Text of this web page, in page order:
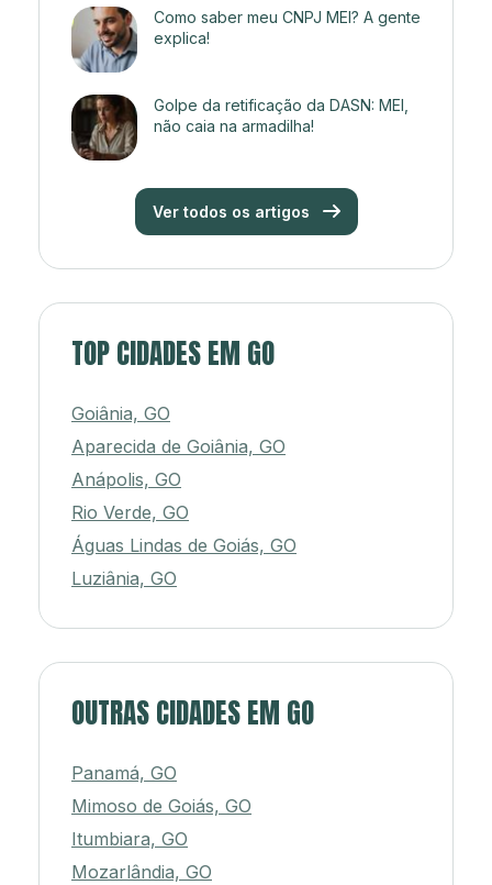
Como saber meu CNPJ MEI? A gente
explica!
Golpe da retificação da DASN: MEI,
não caia na armadilha!
Ver todos os artigos
TOP CIDADES EM GO
Goiânia, GO
Aparecida de Goiânia, GO
Anápolis, GO
Rio Verde, GO
Águas Lindas de Goiás, GO
Luziânia, GO
OUTRAS CIDADES EM GO
Panamá, GO
Mimoso de Goiás, GO
Itumbiara, GO
Mozarlândia, GO